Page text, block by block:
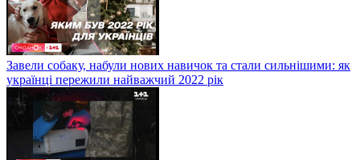
Завели собаку, набули нових навичок та стали сильнішими: як
українці пережили найважчий 2022 рік